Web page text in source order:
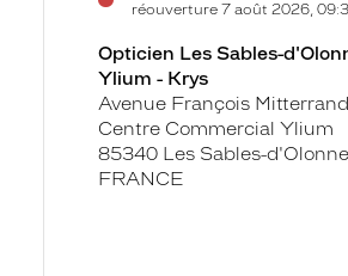
réouverture 7 août 2026,
Opticien Les Sables-
Ylium - Krys
Avenue François Mitterrand
Centre Commercial Ylium
85340 Les Sables-d'Olonne
FRANCE